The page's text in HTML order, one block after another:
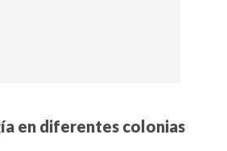
en diferentes colonias